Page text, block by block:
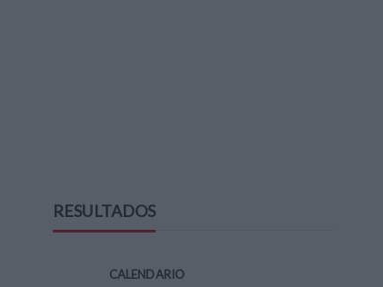
RESULTADOS
CALENDARIO